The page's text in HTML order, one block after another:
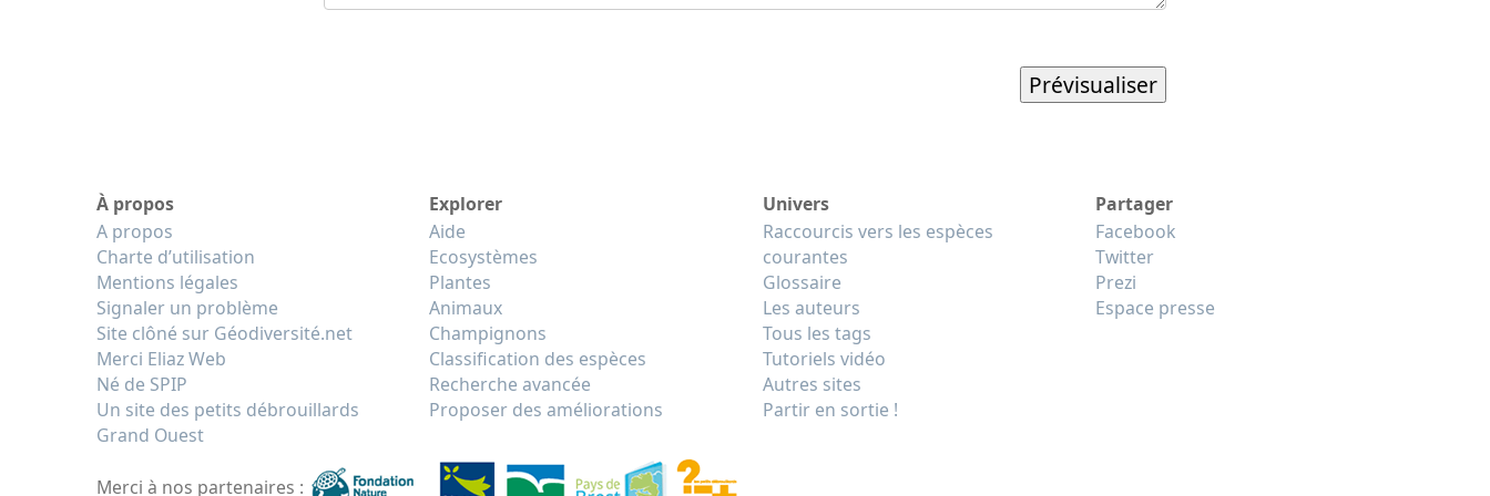
À propos
A propos
Charte d’utilisation
Mentions légales
Signaler un problème
Site clôné sur Géodiversité.net
Merci Eliaz Web
Né de SPIP
Un site des petits débrouillards
Grand Ouest
Explorer
Aide
Ecosystèmes
Plantes
Animaux
Champignons
Classification des espèces
Recherche avancée
Proposer des améliorations
Univers
Raccourcis vers les espèces
courantes
Glossaire
Les auteurs
Tous les tags
Tutoriels vidéo
Autres sites
Partir en sortie !
Partager
Facebook
Twitter
Prezi
Espace presse
Merci à nos partenaires :